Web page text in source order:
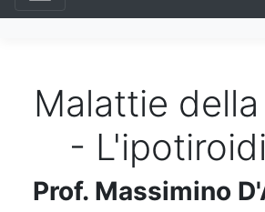
Malattie
-
Prof. Massimino